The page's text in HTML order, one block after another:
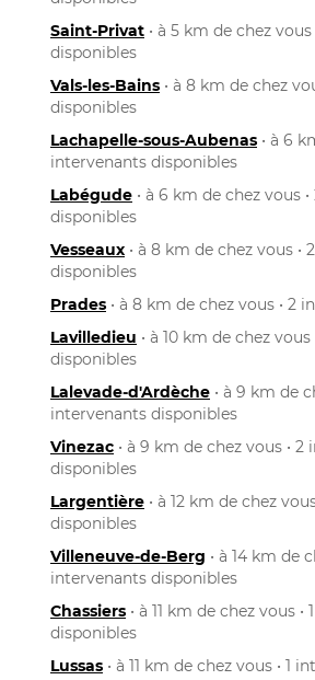
Saint-Privat • à 5 km de chez
disponibles
Vals-les-Bains • à 8 km de chez
disponibles
Lachapelle-sous-Aubenas • à 6
intervenants disponibles
Labégude • à 6 km de chez vous
disponibles
Vesseaux • à 8 km de chez vous •
disponibles
Prades • à 8 km de chez vous • 2
Lavilledieu • à 10 km de chez
disponibles
Lalevade-d'Ardèche • à 9 km de
intervenants disponibles
Vinezac • à 9 km de chez vous •
disponibles
Largentière • à 12 km de chez
disponibles
Villeneuve-de-Berg • à 14 km de
intervenants disponibles
Chassiers • à 11 km de chez vous
disponibles
Lussas • à 11 km de chez vous • 1